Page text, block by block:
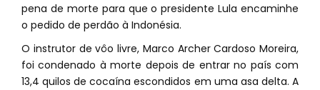
pena de morte para que o presidente Lula encaminhe
o pedido de perdão à Indonésia.
O instrutor de vôo livre, Marco Archer Cardoso Moreira,
foi condenado à morte depois de entrar no país com
13,4 quilos de cocaína escondidos em uma asa delta. A